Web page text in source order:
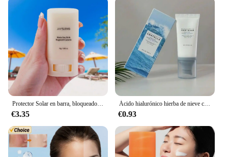
€3.35
Ácido hialurónico hierba de nieve crema protectora sensible al agua Madagascar Centella Hyalu Cica suero solar resistente al agua SPF50 PA
€0.93